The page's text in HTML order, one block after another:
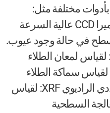
مختلفة مثل:
– نظام الرؤية الذكية: كاميرا CCD عالية السرعة
في حالة وجود عيوب.
لمعان الطلاء
سماكة الطلاء
– جهاز قياس الطيف الترددي الراديوي XRF: لقياس
السطحية